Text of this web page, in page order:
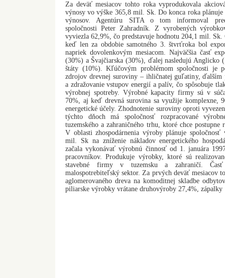
Za deväť mesiacov tohto roka vyprodukovala
výnosy vo výške 365,8 mil. Sk. Do konca roka
výnosov. Agentúru SITA o tom informoval
spoločnosti Peter Zahradník. Z vyrobených
vyviezla 62,9%, čo predstavuje hodnotu 204,1 mil. Sk.
keď len za obdobie samotného 3. štvrťroka bol
napriek dovolenkovým mesiacom. Najväčšia časť
(30%) a Švajčiarska (30%), ďalej nasledujú Anglicko
štáty (10%). Kľúčovým problémom spoločnosti je
zdrojov drevnej suroviny – ihličnatej guľatiny, ďalším
a zdražovanie vstupov energií a palív, čo spôsobuje
výrobnej spotreby. Výrobné kapacity firmy sú v
70%, aj keď drevná surovina sa využije komplexne,
energetické účely. Zhodnotenie suroviny oproti
týchto dňoch má spoločnosť rozpracované
tuzemského a zahraničného trhu, ktoré chce
V oblasti zhospodárnenia výroby plánuje
mil. Sk na zníženie nákladov energetického
začala vykonávať výrobnú činnosť od 1. januára
pracovníkov. Produkuje výrobky, ktoré sú
stavebné firmy v tuzemsku a zahraničí.
malospotrebiteľský sektor. Za prvých deväť mesiacov
aglomerovaného dreva na komoditnej skladbe
piliarske výrobky vrátane druhovýroby 27,4%,